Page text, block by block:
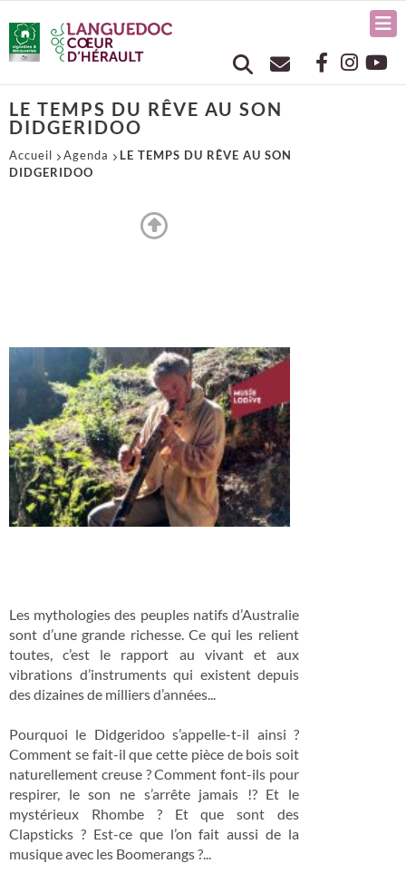
LE TEMPS DU RÊVE AU SON
DIDGERIDOO
Accueil Agenda
LE TEMPS DU RÊVE AU SON
DIDGERIDOO
Les mythologies des peuples natifs d’Australie
sont d’une grande richesse. Ce qui les relient
toutes, c’est le rapport au vivant et aux
vibrations d’instruments qui existent depuis
des dizaines de milliers d’années...
Pourquoi le Didgeridoo s’appelle-t-il ainsi ?
Comment se fait-il que cette pièce de bois soit
naturellement creuse ? Comment font-ils pour
respirer, le son ne s’arrête jamais !? Et le
mystérieux Rhombe ? Et que sont des
Clapsticks ? Est-ce que l’on fait aussi de la
musique avec les Boomerangs ?...